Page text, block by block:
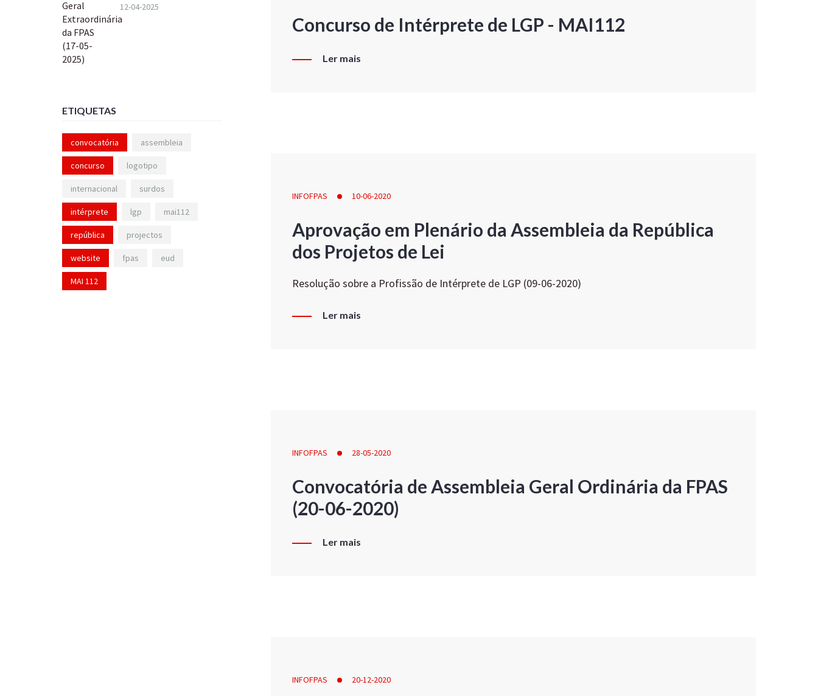
Concurso de Intérprete de LGP - MAI112
Ler mais
INFOFPAS 10-06-2020
Aprovação em Plenário da Assembleia da República
dos Projetos de Lei
Resolução sobre a Profissão de Intérprete de LGP (09-06-2020)
Ler mais
INFOFPAS 28-05-2020
Convocatória de Assembleia Geral Ordinária da FPAS
(20-06-2020)
Ler mais
INFOFPAS 20-12-2020
12-04-2025
ETIQUETAS
convocatória assembleia
concurso logotipo
internacional surdos
intérprete lgp mai112
república projectos
website fpas eud
MAI 112